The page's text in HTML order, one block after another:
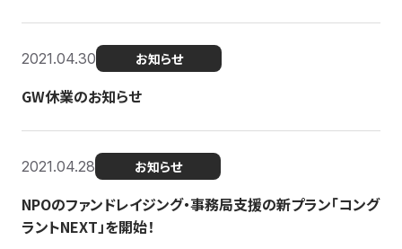
2021.04.30 お知らせ
GW休業のお知らせ
2021.04.28 お知らせ
NPOのファンドレイジング・事務局支援の新プラン「コング
ラントNEXT」を開始！